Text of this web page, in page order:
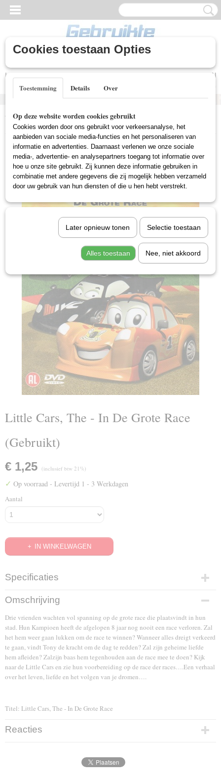
Inloggen
UW WINKELWAGEN
Home >Gebruikte DVD's>Tekenfilm DVD Gebruikt
The - In De Grote Race (Gebruikt)
Little Cars, The - In De Grote Race
(Gebruikt)
€ 1,25 (inclusief btw 21%)
✓ Op voorraad - Levertijd 1 - 3 Werkdagen
Aantal
IN WINKELWAGEN
Specificaties
EAN code
8716051014942
Omschrijving
Drie vrienden wachten vol spanning op de grote race die plaatsvindt in hun
stad. Hun Kampioen heeft de afgelopen 8 jaar nog nooit een race verloren. Zal
het hem weer gaan lukken om de race te winnen? Wanneer alles dreigt verkeerd
te gaan, vindt Tony de kracht om de dag te redden? Zal zijn geheime liefde
hem afleiden? Zalzijn baas hem tegenhouden aan de race mee te doen? Kijk
naar de Little Cars en zie hun voorbereiding op de race der races….Een verhaal
over het leven, liefde en het volgen van je dromen….
Titel: Little Cars, The - In De Grote Race
Reacties
Cookies toestaan Opties
Toestemming Details Over
Op deze website worden cookies gebruikt
Cookies worden door ons gebruikt voor verkeersanalyse, het
aanbieden van sociale media-functies en het personaliseren van
informatie en advertenties. Daarnaast verlenen we onze sociale
media-, advertentie- en analysepartners toegang tot informatie over
hoe u onze site gebruikt. Zij kunnen deze informatie gebruiken in
combinatie met andere gegevens die zij mogelijk hebben verzameld
door uw gebruik van hun diensten of die u hen hebt verstrekt.
Later opnieuw tonen Selectie toestaan
Alles toestaan Nee, niet akkoord